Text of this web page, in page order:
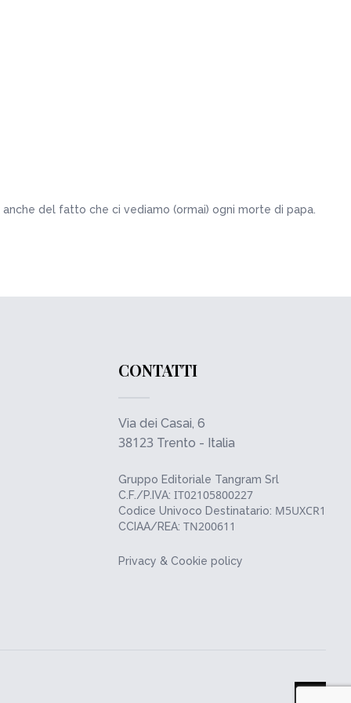
del fatto che ci vediamo (ormai) ogni morte di papa.
CONTATTI
Via dei Casai, 6
38123 Trento - Italia
Gruppo Editoriale Tangram Srl
C.F./P.IVA: IT02105800227
Codice Univoco Destinatario: M5UXCR1
CCIAA/REA: TN200611
Privacy & Cookie policy